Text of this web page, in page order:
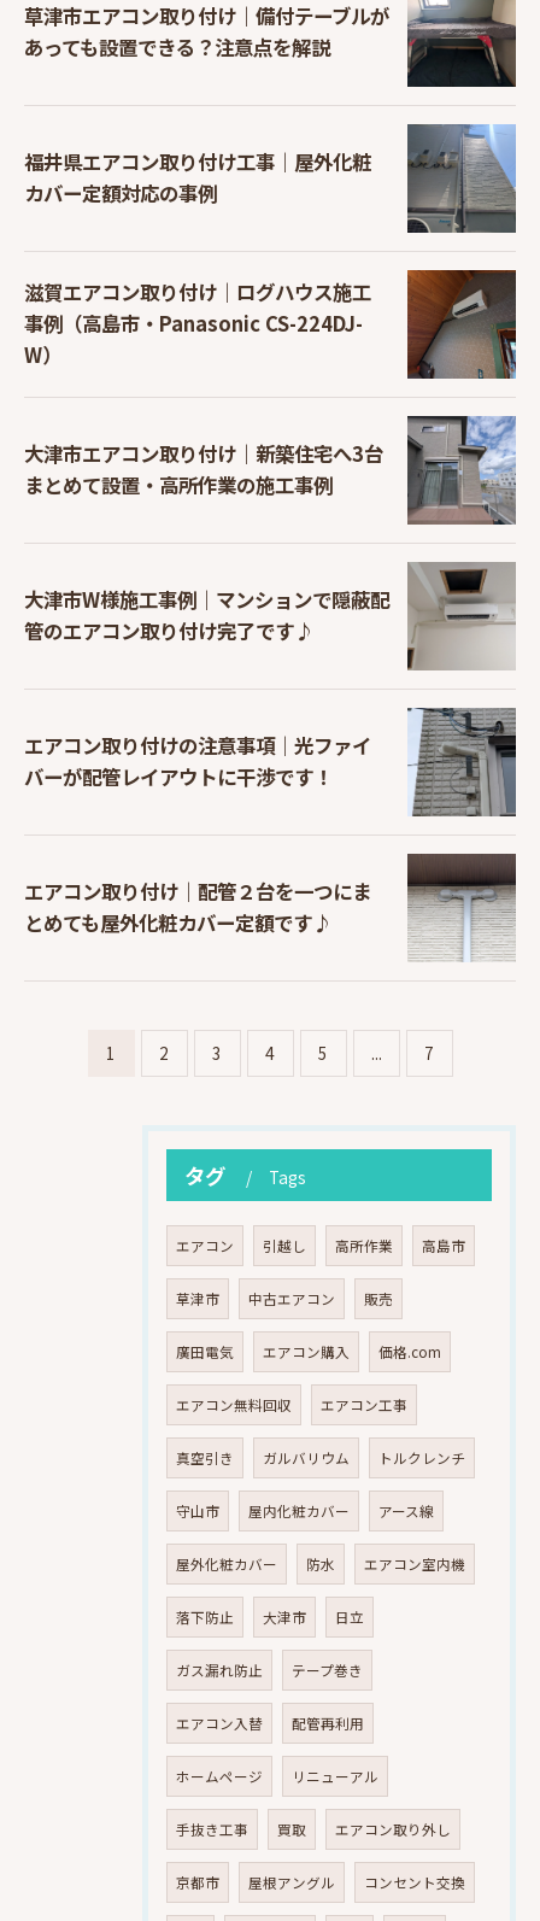
草津市エアコン取り付け｜備付テーブルが
あっても設置できる？注意点を解説
福井県エアコン取り付け工事｜屋外化粧
カバー定額対応の事例
滋賀エアコン取り付け｜ログハウス施工
事例（高島市・Panasonic CS-224DJ-
W）
大津市エアコン取り付け｜新築住宅へ3台
まとめて設置・高所作業の施工事例
大津市W様施工事例｜マンションで隠蔽配
管のエアコン取り付け完了です♪
エアコン取り付けの注意事項｜光ファイ
バーが配管レイアウトに干渉です！
エアコン取り付け｜配管２台を一つにま
とめても屋外化粧カバー定額です♪
1 2 3 4 5 ... 7
タグ Tags
エアコン 引越し 高所作業 高島市
草津市 中古エアコン 販売
廣田電気 エアコン購入 価格.com
エアコン無料回収 エアコン工事
真空引き ガルバリウム トルクレンチ
守山市 屋内化粧カバー アース線
屋外化粧カバー 防水 エアコン室内機
落下防止 大津市 日立
ガス漏れ防止 テープ巻き
エアコン入替 配管再利用
ホームページ リニューアル
手抜き工事 買取 エアコン取り外し
京都市 屋根アングル コンセント交換